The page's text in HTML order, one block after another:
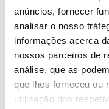
anúncios, fornecer
analisar o nosso
informações acerca
nossos parceiros de
análise, que as
que lhes forneceu ou
utilização dos
Brands
VIEW